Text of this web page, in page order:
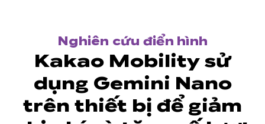
Nghiên cứu điển hình
Kakao Mobility sử
dụng Gemini Nano
trên thiết bị để giảm